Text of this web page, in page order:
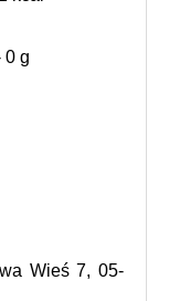
0 g
Wieś 7, 05-